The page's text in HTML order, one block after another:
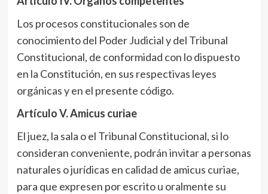
Los procesos constitucionales son de
conocimiento del Poder Judicial y del Tribunal
Constitucional, de conformidad con lo dispuesto
en la Constitución, en sus respectivas leyes
orgánicas y en el presente código.
Artículo V. Amicus curiae
El juez, la sala o el Tribunal Constitucional, si lo
consideran conveniente, podrán invitar a personas
naturales o jurídicas en calidad de amicus curiae,
para que expresen por escrito u oralmente su